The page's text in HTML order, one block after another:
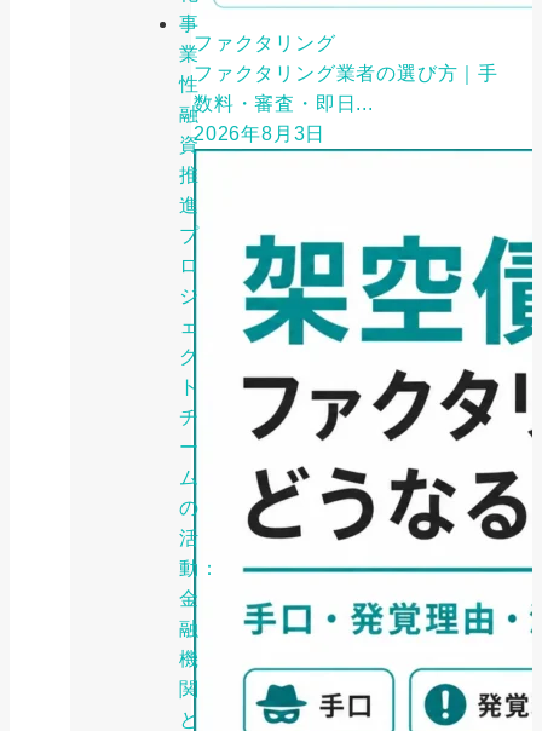
事
業
性
融
資
推
進
プ
ロ
ジ
ェ
ク
ト
チ
ー
ム
の
活
動：
金
融
機
関
と
ファクタリング
ファクタリング業者の選び方｜手
数料・審査・即日...
2026年8月3日